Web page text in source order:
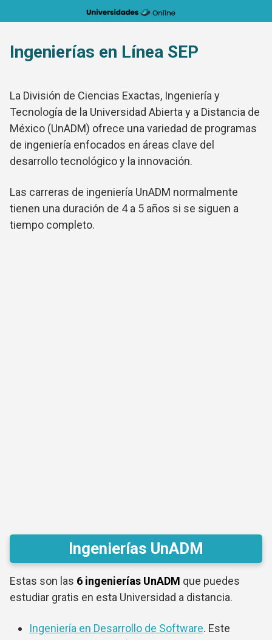
al
Ingenierías en Línea SEP
La División de Ciencias Exactas, Ingeniería y
Tecnología de la Universidad Abierta y a Distancia de
México (UnADM) ofrece una variedad de programas
de ingeniería enfocados en áreas clave del
desarrollo tecnológico y la innovación.
Las carreras de ingeniería UnADM normalmente
tienen una duración de 4 a 5 años si se siguen a
tiempo completo.
Ingenierías UnADM
Estas son las 6 ingenierías UnADM que puedes
estudiar gratis en esta Universidad a distancia.
Ingeniería en Desarrollo de Software. Este